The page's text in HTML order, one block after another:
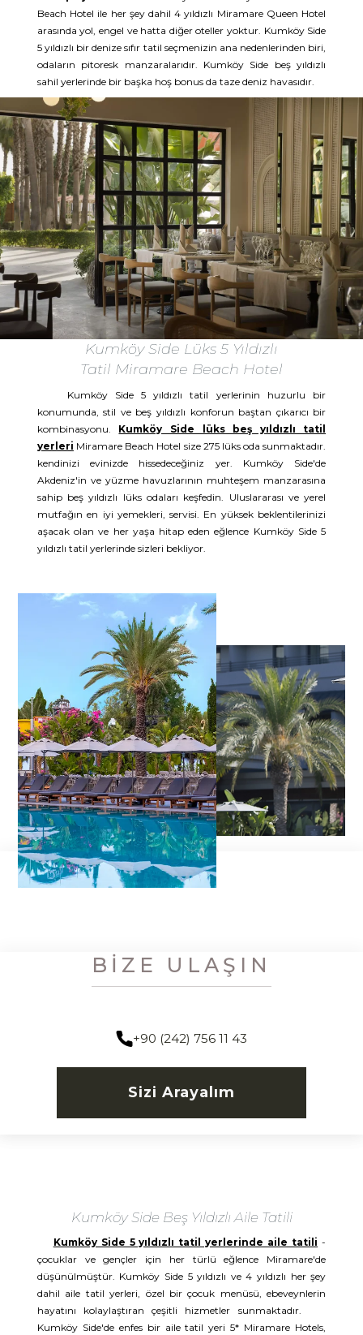
Beach Hotel ile her şey dahil 4 yıldızlı Miramare Queen Hotel
arasında yol, engel ve hatta diğer oteller yoktur. Kumköy Side
5 yıldızlı bir denize sıfır tatil seçmenizin ana nedenlerinden biri,
odaların pitoresk manzaralarıdır. Kumköy Side beş yıldızlı
sahil yerlerinde bir başka hoş bonus da taze deniz havasıdır.
Kumköy Side Lüks 5 Yıldızlı
Tatil Miramare Beach Hotel
Kumköy Side 5 yıldızlı tatil yerlerinin huzurlu bir
konumunda, stil ve beş yıldızlı konforun baştan çıkarıcı bir
kombinasyonu. Kumköy Side lüks beş yıldızlı tatil
yerleri Miramare Beach Hotel size 275 lüks oda sunmaktadır.
kendinizi evinizde hissedeceğiniz yer. Kumköy Side'de
Akdeniz'in ve yüzme havuzlarının muhteşem manzarasına
sahip beş yıldızlı lüks odaları keşfedin. Uluslararası ve yerel
mutfağın en iyi yemekleri, servisi. En yüksek beklentilerinizi
aşacak olan ve her yaşa hitap eden eğlence Kumköy Side 5
yıldızlı tatil yerlerinde sizleri bekliyor.
BIZE ULAŞIN
+90 (242) 756 11 43
Sizi Arayalım
Kumköy Side Beş Yıldızlı Aile Tatili
Kumköy Side 5 yıldızlı tatil yerlerinde aile tatili -
çocuklar ve gençler için her türlü eğlence Miramare'de
düşünülmüştür. Kumköy Side 5 yıldızlı ve 4 yıldızlı her şey
dahil aile tatil yerleri, özel bir çocuk menüsü, ebeveynlerin
hayatını kolaylaştıran çeşitli hizmetler sunmaktadır.
Kumköy Side'de enfes bir aile tatil yeri 5* Miramare Hotels,